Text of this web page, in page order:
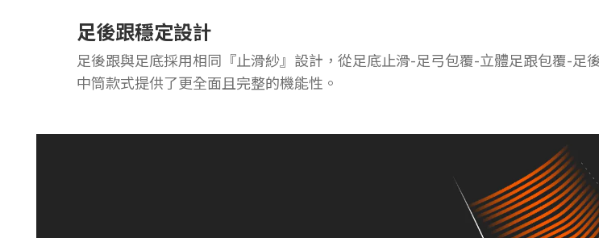
足後跟穩定設計
足後跟與足底採用相同『止滑紗』設計，從足底止滑-足弓包覆-立體足跟包覆-足
中筒款式提供了更全面且完整的機能性。